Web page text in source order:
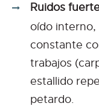
Ruidos
oído
constante
trabajos
estallido
petardo.